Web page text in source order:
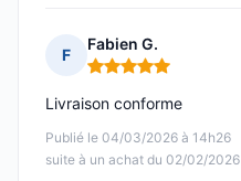
F
Fabien G.
Note : 5 sur 5
Publié le 04/03/2026 à 14h26
suite à un achat du 02/02/2026
Livraison conforme